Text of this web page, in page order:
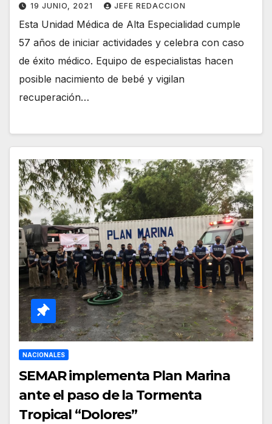
19 JUNIO, 2021 JEFE REDACCION
Esta Unidad Médica de Alta Especialidad cumple
57 años de iniciar actividades y celebra con caso
de éxito médico. Equipo de especialistas hacen
posible nacimiento de bebé y vigilan
recuperación…
NACIONALES
SEMAR implementa Plan Marina
ante el paso de la Tormenta
Tropical “Dolores”